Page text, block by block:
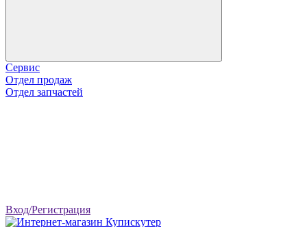
Сервис
Отдел продаж
Отдел запчастей
Вход/Регистрация